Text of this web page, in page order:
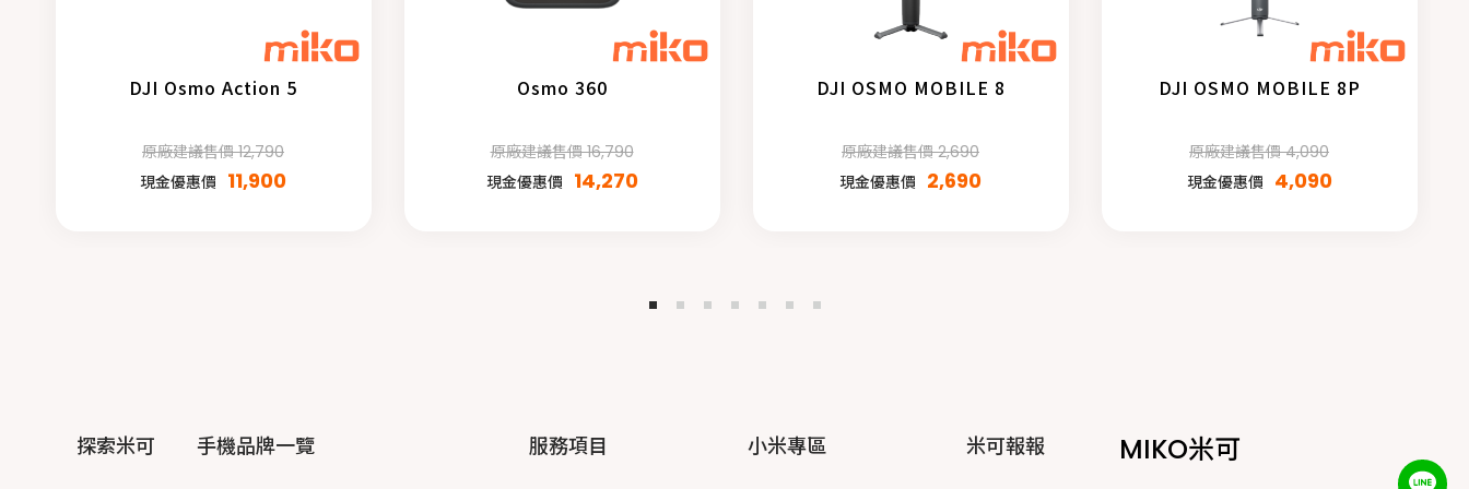
DJI Osmo Action 5
原廠建議售價 12,790
現金優惠價 11,900
Osmo 360
原廠建議售價 16,790
現金優惠價 14,270
DJI OSMO MOBILE 8
原廠建議售價 2,690
現金優惠價 2,690
DJI OSMO MOBILE 8P
原廠建議售價 4,090
現金優惠價 4,090
探索米可 手機品牌一覽 服務項目 小米專區 米可報報 MIKO米可